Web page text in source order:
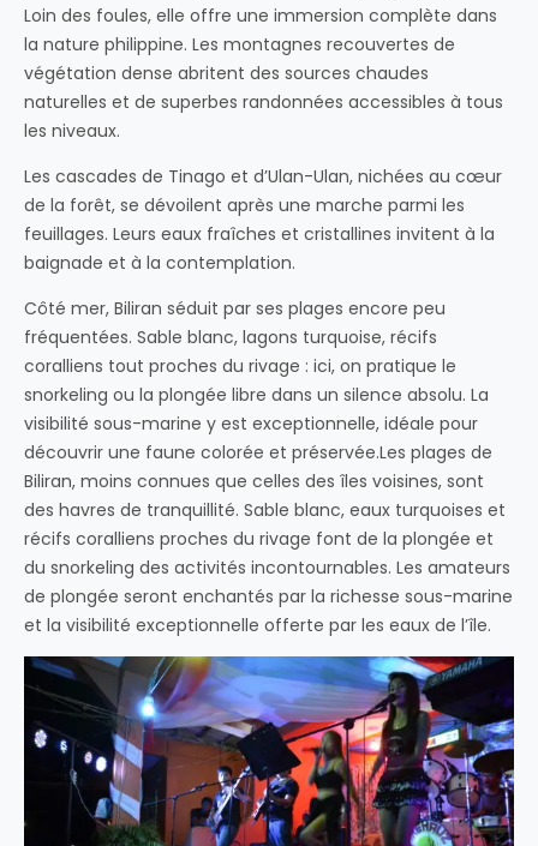
Loin des foules, elle offre une immersion complète dans
la nature philippine. Les montagnes recouvertes de
végétation dense abritent des sources chaudes
naturelles et de superbes randonnées accessibles à tous
les niveaux.
Les cascades de Tinago et d’Ulan-Ulan, nichées au cœur
de la forêt, se dévoilent après une marche parmi les
feuillages. Leurs eaux fraîches et cristallines invitent à la
baignade et à la contemplation.
Côté mer, Biliran séduit par ses plages encore peu
fréquentées. Sable blanc, lagons turquoise, récifs
coralliens tout proches du rivage : ici, on pratique le
snorkeling ou la plongée libre dans un silence absolu. La
visibilité sous-marine y est exceptionnelle, idéale pour
découvrir une faune colorée et préservée.Les plages de
Biliran, moins connues que celles des îles voisines, sont
des havres de tranquillité. Sable blanc, eaux turquoises et
récifs coralliens proches du rivage font de la plongée et
du snorkeling des activités incontournables. Les amateurs
de plongée seront enchantés par la richesse sous-marine
et la visibilité exceptionnelle offerte par les eaux de l’île.